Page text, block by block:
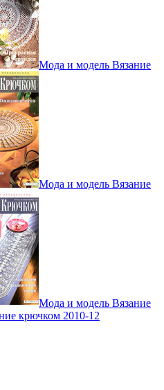
Мода и модель Вязание
Мода и модель Вязание
Мода и модель Вязание
крючком 2010-12